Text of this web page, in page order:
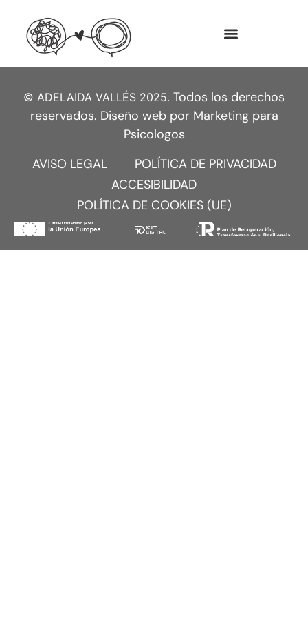
© ADELAIDA VALLÉS 2025. Todos los derechos
reservados. Diseño web por Marketing para
Psicologos
AVISO LEGAL
POLÍTICA DE PRIVACIDAD
ACCESIBILIDAD
POLÍTICA DE COOKIES (UE)